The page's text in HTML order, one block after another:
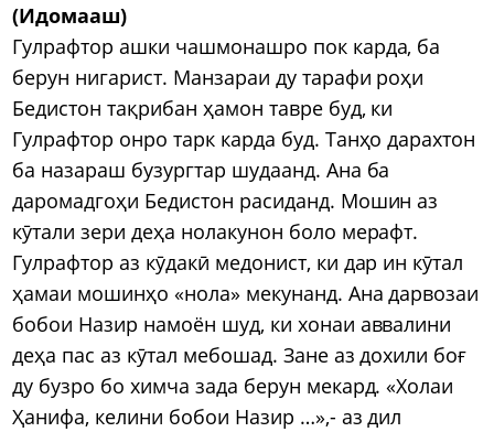
(Идомааш)
Гулрафтор ашки чашмонашро пок карда, ба
берун нигарист. Манзараи ду тарафи роҳи
Бедистон тақрибан ҳамон тавре буд, ки
Гулрафтор онро тарк карда буд. Танҳо дарахтон
ба назараш бузургтар шудаанд. Ана ба
даромадгоҳи Бедистон расиданд. Мошин аз
кӯтали зери деҳа нолакунон боло мерафт.
Гулрафтор аз кӯдакӣ медонист, ки дар ин кӯтал
ҳамаи мошинҳо «нола» мекунанд. Ана дарвозаи
бобои Назир намоён шуд, ки хонаи аввалини
деҳа пас аз кӯтал мебошад. Зане аз дохили боғ
ду бузро бо химча зада берун мекард. «Холаи
Ҳанифа, келини бобои Назир …»,- аз дил